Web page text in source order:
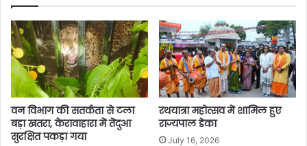
वन विभाग की सतर्कता से टला
बड़ा खतरा, केरावाहारा में तेंदुआ
सुरक्षित पकड़ा गया
रथयात्रा महोत्सव में शामिल हुए
राज्यपाल डेका
July 16, 2026